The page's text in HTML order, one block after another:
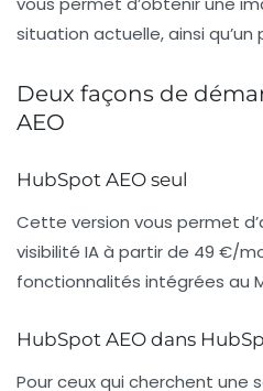
situation actuelle, ainsi qu’un
Deux façons de
AEO
HubSpot AEO seul
Cette version vous permet
visibilité IA à partir de 49 €/
fonctionnalités intégrées au
HubSpot AEO dans
Pour ceux qui cherchent une